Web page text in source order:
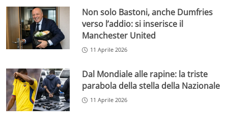
Non solo Bastoni, anche Dumfries
verso l’addio: si inserisce il
Manchester United
11 Aprile 2026
Dal Mondiale alle rapine: la triste
parabola della stella della Nazionale
11 Aprile 2026